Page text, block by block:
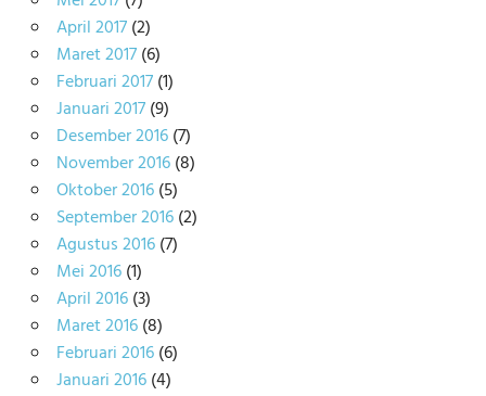
April 2017(2)
Maret 2017(6)
Februari 2017(1)
Januari 2017(9)
Desember 2016(7)
November 2016(8)
Oktober 2016(5)
September 2016(2)
Agustus 2016(7)
Mei 2016(1)
April 2016(3)
Maret 2016(8)
Februari 2016(6)
Januari 2016(4)